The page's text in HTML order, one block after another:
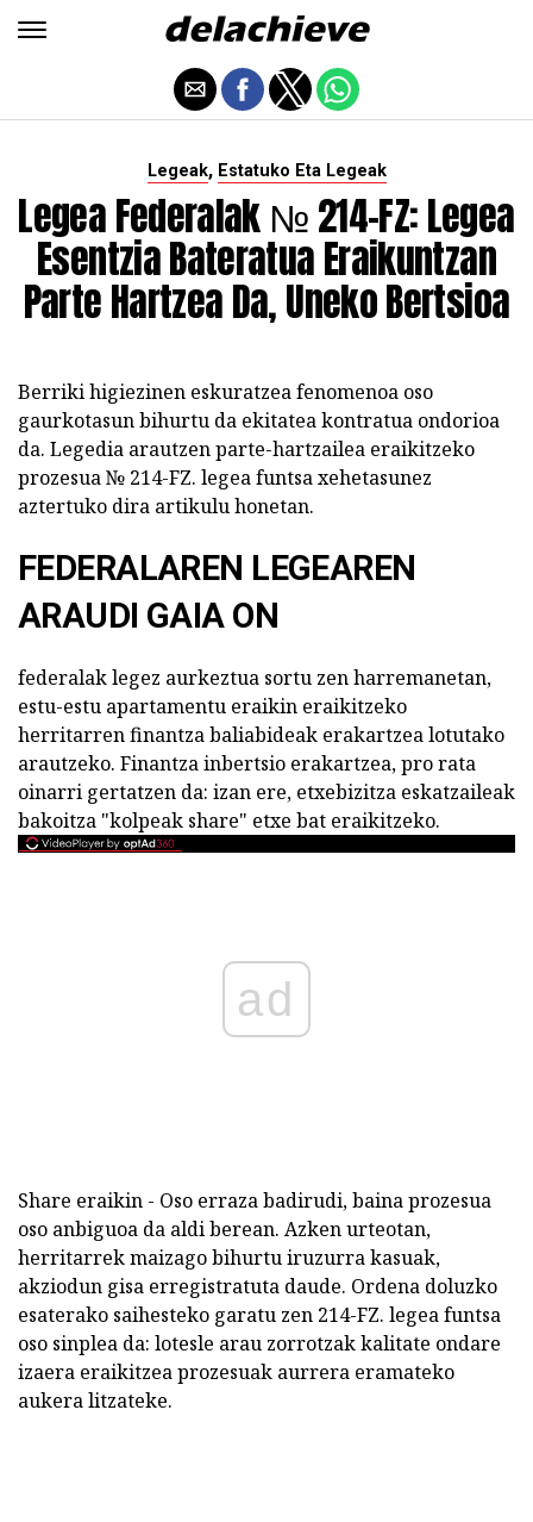
Legeak, Estatuko Eta Legeak
Legea Federalak № 214-FZ: Legea
Esentzia Bateratua Eraikuntzan
Parte Hartzea Da, Uneko Bertsioa
Berriki higiezinen eskuratzea fenomenoa oso
gaurkotasun bihurtu da ekitatea kontratua ondorioa
da. Legedia arautzen parte-hartzailea eraikitzeko
prozesua № 214-FZ. legea funtsa xehetasunez
aztertuko dira artikulu honetan.
FEDERALAREN LEGEAREN
ARAUDI GAIA ON
federalak legez aurkeztua sortu zen harremanetan,
estu-estu apartamentu eraikin eraikitzeko
herritarren finantza baliabideak erakartzea lotutako
arautzeko. Finantza inbertsio erakartzea, pro rata
oinarri gertatzen da: izan ere, etxebizitza eskatzaileak
bakoitza "kolpeak share" etxe bat eraikitzeko.
ad
Share eraikin - Oso erraza badirudi, baina prozesua
oso anbiguoa da aldi berean. Azken urteotan,
herritarrek maizago bihurtu iruzurra kasuak,
akziodun gisa erregistratuta daude. Ordena doluzko
esaterako saihesteko garatu zen 214-FZ. legea funtsa
oso sinplea da: lotesle arau zorrotzak kalitate ondare
izaera eraikitzea prozesuak aurrera eramateko
aukera litzateke.